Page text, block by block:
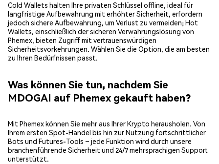
Cold Wallets halten Ihre privaten Schlüssel offline, ideal für
langfristige Aufbewahrung mit erhöhter Sicherheit, erfordern
jedoch sichere Aufbewahrung, um Verlust zu vermeiden; Hot
Wallets, einschließlich der sicheren Verwahrungslösung von
Phemex, bieten Zugriff mit vertrauenswürdigen
Sicherheitsvorkehrungen. Wählen Sie die Option, die am besten
zu Ihren Bedürfnissen passt.
Was können Sie tun, nachdem Sie
MDOGAI auf Phemex gekauft haben?
Mit Phemex können Sie mehr aus Ihrer Krypto herausholen. Von
Ihrem ersten Spot-Handel bis hin zur Nutzung fortschrittlicher
Bots und Futures-Tools – jede Funktion wird durch unsere
branchenführende Sicherheit und 24/7 mehrsprachigen Support
unterstützt.